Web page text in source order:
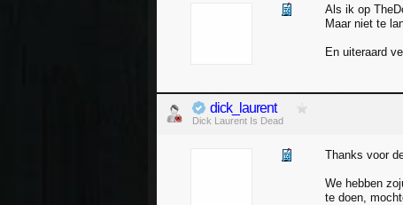
Als ik op
Maar niet te
En uiteraard
dick_laurent
Dick Laurent Is Dead
Thanks voor
We hebben
te doen,